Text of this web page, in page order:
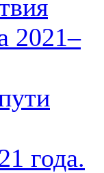
2021–
года.